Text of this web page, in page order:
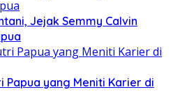
Jejak Semmy Calvin
Papua yang Meniti Karier di